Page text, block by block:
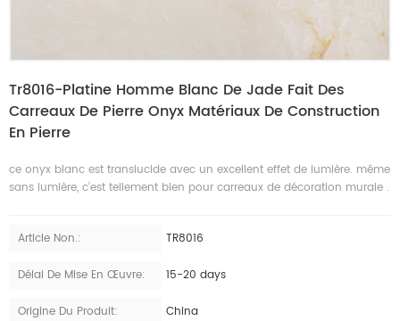
Tr8016-Platine Homme Blanc De Jade Fait Des
Carreaux De Pierre Onyx Matériaux De Construction
En Pierre
ce onyx blanc est translucide avec un excellent effet de lumière. même
sans lumière, c’est tellement bien pour carreaux de décoration murale .
Article Non.: TR8016
Délai De Mise En Œuvre: 15-20 days
Origine Du Produit: China